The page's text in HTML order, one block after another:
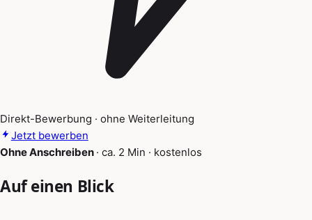
Direkt-Bewerbung · ohne Weiterleitung
Jetzt bewerben
Ohne Anschreiben · ca. 2 Min · kostenlos
Auf einen Blick